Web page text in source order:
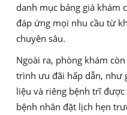
danh mục bảng giá khám
đáp ứng mọi nhu cầu từ
chuyên sâu.
Ngoài ra, phòng khám
trình ưu đãi hấp dẫn, như
liệu và riêng bệnh trĩ
bệnh nhân đặt lịch hẹn